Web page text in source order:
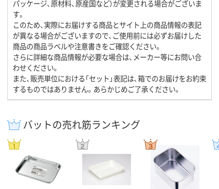
パッケージ、原材料、原産国など）が変更される場合がございま
す。
このため、実際にお届けする商品とサイト上の商品情報の表記
が異なる場合がございますので、ご使用前には必ずお届けした
商品の商品ラベルや注意書きをご確認ください。
さらに詳細な商品情報が必要な場合は、メーカー等にお問い合
わせください。
また、販売単位における「セット」表記は、箱でのお届けをお約束
するものではありません。あらかじめご了承ください。
バットの売れ筋ランキング